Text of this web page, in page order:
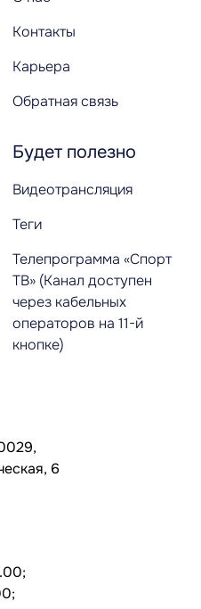
Контакты
Карьера
Обратная связь
Будет полезно
Видеотрансляция
Теги
Телепрограмма «Спорт
ТВ» (Канал доступен
через кабельных
операторов на 11-й
кнопке)
6